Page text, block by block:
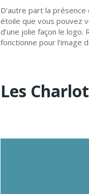
D’autre part la
étoile que vous pouvez
d’une jolie façon le
fonctionne pour l’image
Les